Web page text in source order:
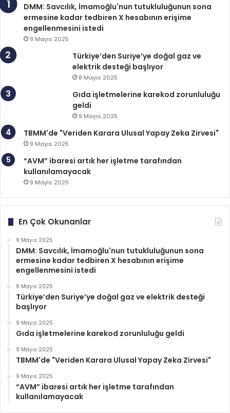
DMM: Savcılık, İmamoğlu'nun tutukluluğunun sona
ermesine kadar tedbiren X hesabının erişime
engellenmesini istedi
9 Mayıs 2025
Türkiye’den Suriye’ye doğal gaz ve
elektrik desteği başlıyor
8 Mayıs 2025
Gıda işletmelerine karekod zorunluluğu
geldi
9 Mayıs 2025
TBMM'de "Veriden Karara Ulusal Yapay Zeka Zirvesi"
9 Mayıs 2025
“AVM” ibaresi artık her işletme tarafından
kullanılamayacak
9 Mayıs 2025
En Çok Okunanlar
9 Mayıs 2025
DMM: Savcılık, İmamoğlu'nun tutukluluğunun sona
ermesine kadar tedbiren X hesabının erişime
engellenmesini istedi
8 Mayıs 2025
Türkiye’den Suriye’ye doğal gaz ve elektrik desteği
başlıyor
9 Mayıs 2025
Gıda işletmelerine karekod zorunluluğu geldi
9 Mayıs 2025
TBMM'de "Veriden Karara Ulusal Yapay Zeka Zirvesi"
9 Mayıs 2025
“AVM” ibaresi artık her işletme tarafından
kullanılamayacak